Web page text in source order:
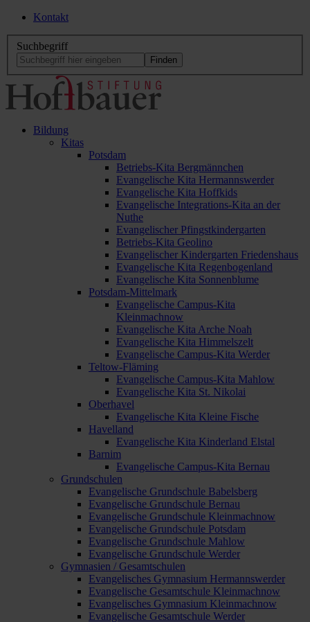
Kontakt
Suchbegriff
Bildung
Kitas
Potsdam
Betriebs-Kita Bergmännchen
Evangelische Kita Hermannswerder
Evangelische Kita Hoffkids
Evangelische Integrations-Kita an der
Nuthe
Evangelischer Pfingstkindergarten
Betriebs-Kita Geolino
Evangelischer Kindergarten Friedenshaus
Evangelische Kita Regenbogenland
Evangelische Kita Sonnenblume
Potsdam-Mittelmark
Evangelische Campus-Kita
Kleinmachnow
Evangelische Kita Arche Noah
Evangelische Kita Himmelszelt
Evangelische Campus-Kita Werder
Teltow-Fläming
Evangelische Campus-Kita Mahlow
Evangelische Kita St. Nikolai
Oberhavel
Evangelische Kita Kleine Fische
Havelland
Evangelische Kita Kinderland Elstal
Barnim
Evangelische Campus-Kita Bernau
Grundschulen
Evangelische Grundschule Babelsberg
Evangelische Grundschule Bernau
Evangelische Grundschule Kleinmachnow
Evangelische Grundschule Potsdam
Evangelische Grundschule Mahlow
Evangelische Grundschule Werder
Gymnasien / Gesamtschulen
Evangelisches Gymnasium Hermannswerder
Evangelische Gesamtschule Kleinmachnow
Evangelisches Gymnasium Kleinmachnow
Evangelische Gesamtschule Werder